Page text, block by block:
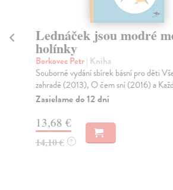
Lednáček jsou modré
holínky
Borkovec Petr| Kniha
Souborné vydání sbírek básní pro děti
zahradě (2013), O čem sní (2016) a
Zasielame do 12 dní
13,68 €
14,10 € ?